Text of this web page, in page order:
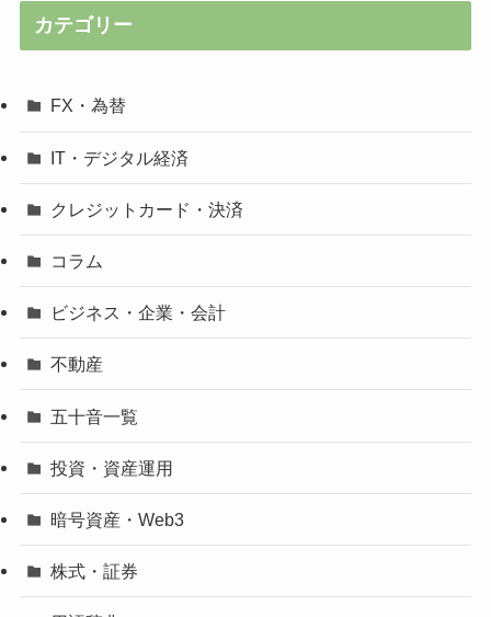
カテゴリー
FX・為替
IT・デジタル経済
クレジットカード・決済
コラム
ビジネス・企業・会計
不動産
五十音一覧
投資・資産運用
暗号資産・Web3
株式・証券